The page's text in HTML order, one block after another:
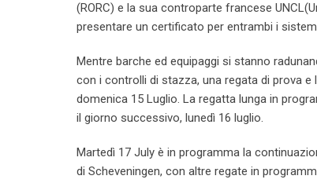
(RORC) e la sua controparte francese
presentare un certificato per entrambi i
Mentre barche ed equipaggi si stanno
con i controlli di stazza, una regata di prova
domenica 15 Luglio. La regatta lunga in
il giorno successivo, lunedì 16 luglio.
Martedì 17 July è in programma la
di Scheveningen, con altre regate in